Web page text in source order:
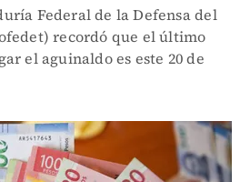
Federal de la Defensa del
recordó que el último
el aguinaldo es este 20 de